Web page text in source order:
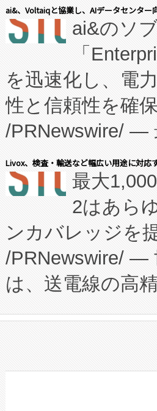
manufacturing™
たNeXは、バイ
従来のフェッド
に、患者やサプ
キー方式で拡張
す。FCCM‑を活
患者にとっての
のアクセスを大
Fully-Connected
プログラムには
に関する技術移
構造化トレーニ
上げおよび商用
設備整備および
加組織は、
ai&、Voltaiqと協業し、AIデータセンタ
ai&のソ
「
を迅速化し、電
性と信頼性を確
/PRNewswire/ —
会社エーアイ・
President原信平
ードするVoltaiq
ーエネルギー貯
た。 Voltaiq独自
定、統合、導入
安全性を追跡し
増加しているデ
る電力網に大き
事業者の負担軽
Livox、検査・輸送など幅広い用途に対応
最大
2はあら
ンカバレッジを
/PRNewswire/ —
は、送電線の高
や穀物倉庫にお
リューション「
したAvia 2は、
狭視野のFOVを